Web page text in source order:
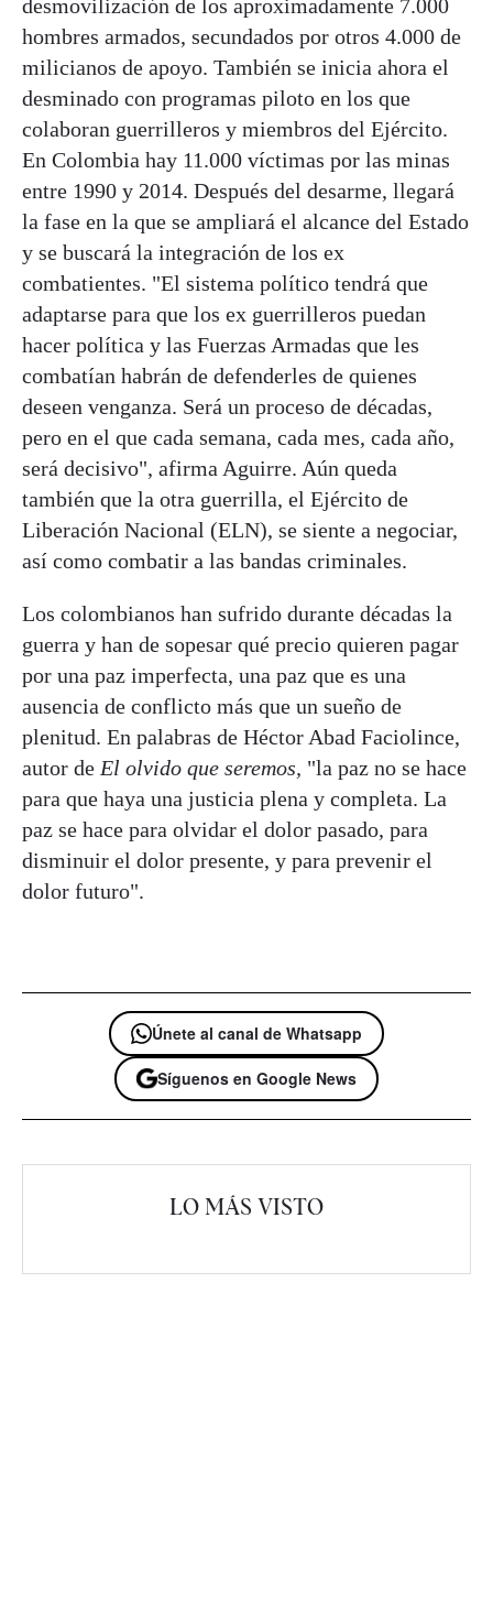
desmovilización de los aproximadamente 7.000
hombres armados, secundados por otros 4.000 de
milicianos de apoyo. También se inicia ahora el
desminado con programas piloto en los que
colaboran guerrilleros y miembros del Ejército.
En Colombia hay 11.000 víctimas por las minas
entre 1990 y 2014. Después del desarme, llegará
la fase en la que se ampliará el alcance del Estado
y se buscará la integración de los ex
combatientes. "El sistema político tendrá que
adaptarse para que los ex guerrilleros puedan
hacer política y las Fuerzas Armadas que les
combatían habrán de defenderles de quienes
deseen venganza. Será un proceso de décadas,
pero en el que cada semana, cada mes, cada año,
será decisivo", afirma Aguirre. Aún queda
también que la otra guerrilla, el Ejército de
Liberación Nacional (ELN), se siente a negociar,
así como combatir a las bandas criminales.
Los colombianos han sufrido durante décadas la
guerra y han de sopesar qué precio quieren pagar
por una paz imperfecta, una paz que es una
ausencia de conflicto más que un sueño de
plenitud. En palabras de Héctor Abad Faciolince,
autor de El olvido que seremos, "la paz no se hace
para que haya una justicia plena y completa. La
paz se hace para olvidar el dolor pasado, para
disminuir el dolor presente, y para prevenir el
dolor futuro".
Únete al canal de Whatsapp
Síguenos en Google News
LO MÁS VISTO